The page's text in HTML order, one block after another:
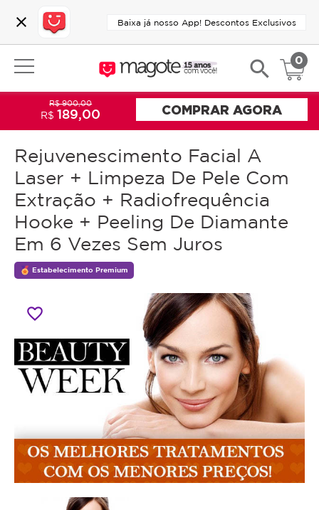
close Baixa já nosso App! Descontos Exclusivos
search 0
Rejuvenescimento Facial A
Laser + Limpeza De Pele Com
Extração + Radiofrequência
Hooke + Peeling De Diamante
Em 6 Vezes Sem Juros
Estabelecimento Premium
favorite_border
R$ 900,00
R$189,00 COMPRAR AGORA